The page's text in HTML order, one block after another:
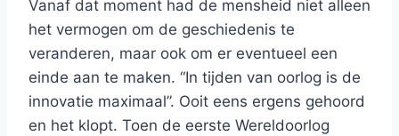
Vanaf dat moment had de mensheid niet alleen
het vermogen om de geschiedenis te
veranderen, maar ook om er eventueel een
einde aan te maken. “In tijden van oorlog is de
innovatie maximaal”. Ooit eens ergens gehoord
en het klopt. Toen de eerste Wereldoorlog